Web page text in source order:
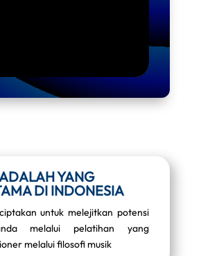
YANG
DI INDONESIA
untuk melejitkan potensi
melalui pelatihan yang
melalui filosofi musik